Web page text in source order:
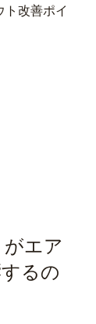
ト改善ポイ
エア
るの